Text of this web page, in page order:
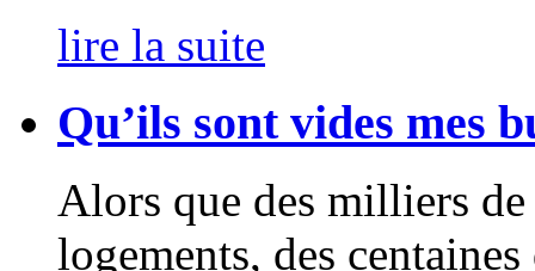
lire la suite
Qu’ils sont vides mes
Alors que des milliers de
logements, des